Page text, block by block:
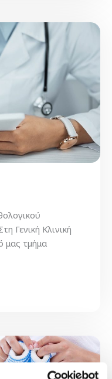
Γενική Κλινική
μας τμήμα